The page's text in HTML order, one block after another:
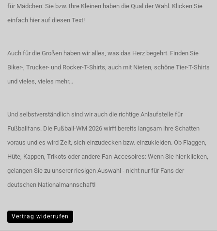
für Mädchen: Sie bzw. Ihre Kleinen haben die Qual der Wahl. Klicken Sie
einfach hier auf diesen Text!
Auch für die Großen haben wir alles, was das Herz begehrt. Finden Sie
Biker-, Trucker- und Rocker-T-Shirts, auch mit Nieten, schöne Tier-T-Shirts
und vieles, vieles mehr...
Und selbstverständlich sind wir auch die richtige Anlaufstelle für
Fußballfans. Die Fußball-WM 2026 wirft bereits langsam ihre Schatten
voraus und es wird Zeit, sich einzudecken bzw. einzukleiden. Ob Flaggen,
Hüte, Kappen, Trikots oder andere Fan-Accesoires: Wenn Sie hier klicken,
gelangen Sie zu unserer riesigen Auswahl - nicht nur für Fans der
deutschen Nationalmannschaft!
Vertrag widerrufen